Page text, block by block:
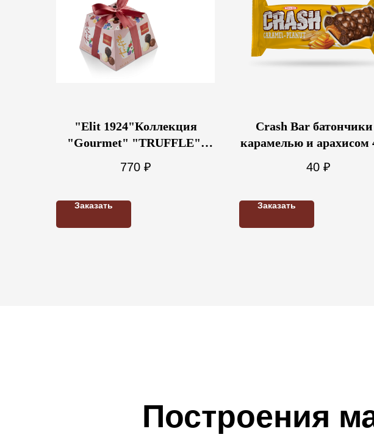
"Elit 1924"Коллекция
"Gourmet" "TRUFFLE".
770 ₽
Заказать
Crash Bar батончики
карамелью и арахисом
40 ₽
Заказать
Построения